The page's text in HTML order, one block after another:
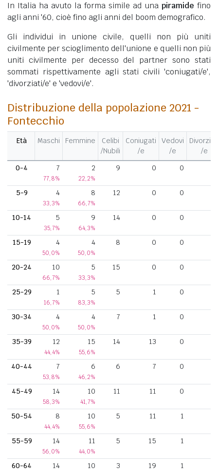
In Italia ha avuto la forma simile ad una piramide fino
agli anni '60, cioè fino agli anni del boom demografico.
Gli individui in unione civile, quelli non più uniti
civilmente per scioglimento dell'unione e quelli non più
uniti civilmente per decesso del partner sono stati
sommati rispettivamente agli stati civili 'coniugati/e',
'divorziati/e' e 'vedovi/e'.
Distribuzione della popolazione 2021 -
Fontecchio
Età Maschi Femmine
Celibi
/Nubili
Coniugati
/e
Vedovi
/e
/e
0-4
7
77,8%
2
22,2%
9 0 0
5-9 4
33,3%
8
66,7%
12 0 0
10-14 5
35,7%
9
64,3%
14 0 0
15-19 4
50,0%
4
50,0%
8 0 0
20-24 10
66,7%
5
33,3%
15 0 0
25-29 1
16,7%
5
83,3%
5 1 0
30-34 4
50,0%
4
50,0%
7 1 0
35-39 12
44,4%
15
55,6%
14 13 0
40-44 7
53,8%
6
46,2%
6 7 0
45-49 14
58,3%
10
41,7%
11 11 0
50-54 8
44,4%
10
55,6%
5 11 1
55-59 14
56,0%
11
44,0%
5 15 1
60-64 14 10 3 19 1